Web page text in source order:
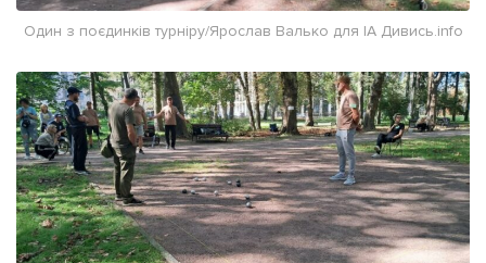
Один з поєдинків турніру/Ярослав Валько для ІА Дивись.info